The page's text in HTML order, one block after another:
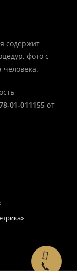
📞
содержит
фото с
человека.
01-011155 от